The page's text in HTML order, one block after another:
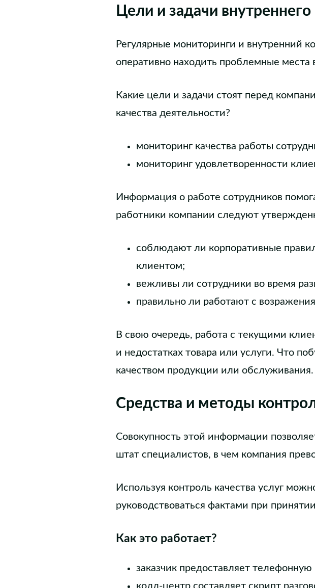
Цели и задачи
Регулярные мониторинги и внутренний
оперативно находить проблемные места
Какие цели и задачи стоят перед
качества деятельности?
мониторинг качества работы
мониторинг удовлетворенности
Информация о работе сотрудников
работники компании следуют
соблюдают ли корпоративные
клиентом;
вежливы ли сотрудники во время
правильно ли работают с
В свою очередь, работа с текущими
и недостатках товара или услуги. Что
качеством продукции или обслуживания.
Средства и методы
Совокупность этой информации
штат специалистов, в чем компания
Используя контроль качества услуг
руководствоваться фактами при
Как это работает?
заказчик предоставляет телефонную